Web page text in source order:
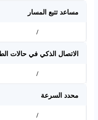
مساعد تتبع المسار
/
الاتصال الذكي في حالات
/
محدد السرعة
/